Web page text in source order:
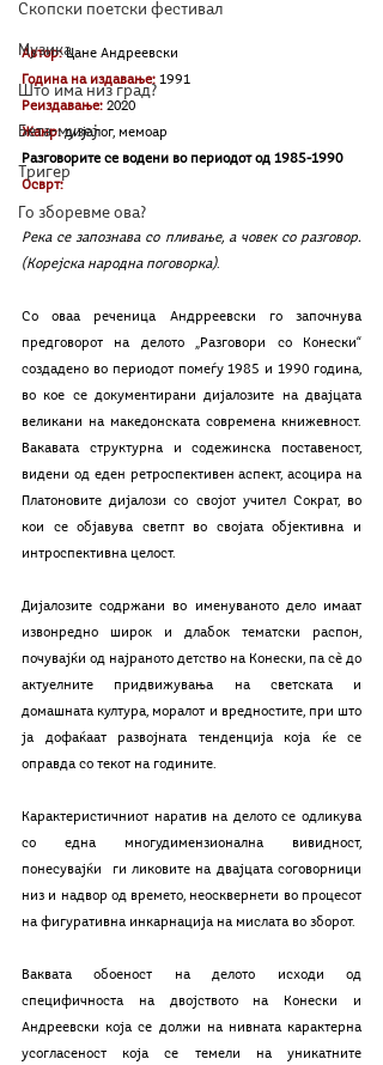
Скопски поетски фестивал
Музика
Што има низ град?
Бета-музеј
Тригер
Го зборевме ова?
Автор: Цане Андреевски
Година на издавање: 1991
Реиздавање: 2020
Жанр: дијалог, мемоар
Разговорите се водени во периодот од 1985-1990
Осврт:
Река се запознава со пливање, а човек со разговор.
(Корејска народна поговорка).
Со оваа реченица Андрреевски го започнува
предговорот на делото „Разговори со Конески“
создадено во периодот помеѓу 1985 и 1990 година,
во кое се документирани дијалозите на двајцата
великани на македонската современа книжевност.
Вакавата структурна и содежинска поставеност,
видени од еден ретроспективен аспект, асоцира на
Платоновите дијалози со својот учител Сократ, во
кои се објавува светпт во својата објективна и
интроспективна целост.
Дијалозите содржани во именуваното дело имаат
извонредно широк и длабок тематски распон,
почувајќи од најраното детство на Конески, па сѐ до
актуелните придвижувања на светската и
домашната култура, моралот и вредностите, при што
ја дофаќаат развојната тенденција која ќе се
оправда со текот на годините.
Карактеристичниот наратив на делото се одликува
со една многудимензионална вивидност,
понесувајќи  ги ликовите на двајцата соговорници
низ и надвор од времето, неосквернети во процесот
на фигуративна инкарнација на мислата во зборот.
Ваквата обоеност на делото исходи од
специфичноста на двојството на Конески и
Андреевски која се должи на нивната карактерна
усогласеност која се темели на уникатните